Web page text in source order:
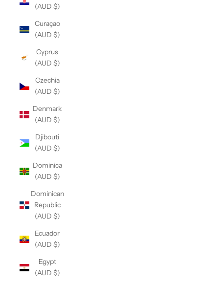
(AUD $)
Curaçao
(AUD $)
Cyprus
(AUD $)
Czechia
(AUD $)
Denmark
(AUD $)
Djibouti
(AUD $)
Dominica
(AUD $)
Dominican
Republic
(AUD $)
Ecuador
(AUD $)
Egypt
(AUD $)